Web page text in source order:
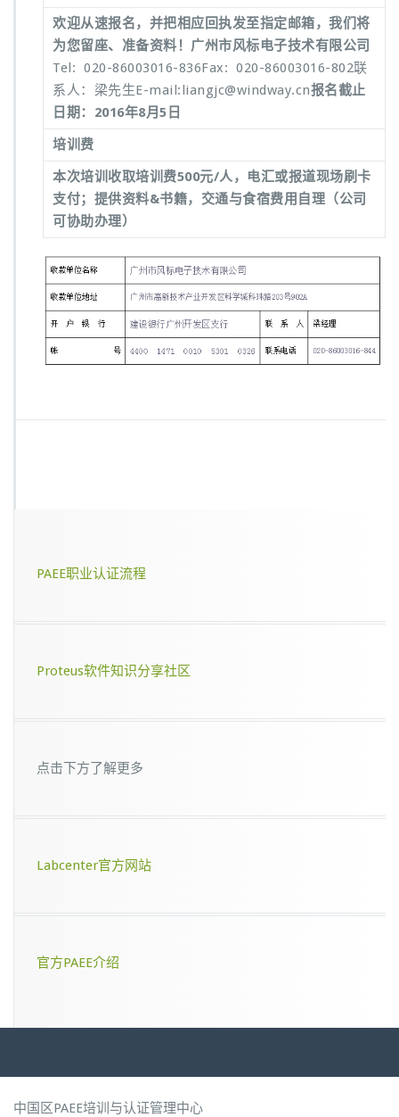
欢迎从速报名，并把相应回执发至指定邮箱，我们将
为您留座、准备资料！ 广州市风标电子技术有限公司
Tel: 020-86003016-836Fax: 020-86003016-802联
系人：梁先生E-mail:liangjc@windway.cn报名截止
日期：2016年8月 5 日
培训费
本次培训收取培训费500元/人，电汇或报道现场刷卡
支付；提供资料&书籍，交通与食宿费用自理（公司
可协助办理）
PAEE职业认证流程
Proteus软件知识分享社区
点击下方了解更多
Labcenter官方网站
官方PAEE介绍
中国区PAEE培训与认证管理中心